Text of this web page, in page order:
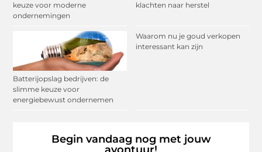
keuze voor moderne
ondernemingen
klachten naar herstel
Batterijopslag bedrijven: de
slimme keuze voor
energiebewust ondernemen
Waarom nu je goud verkopen
interessant kan zijn
Begin vandaag nog met jouw